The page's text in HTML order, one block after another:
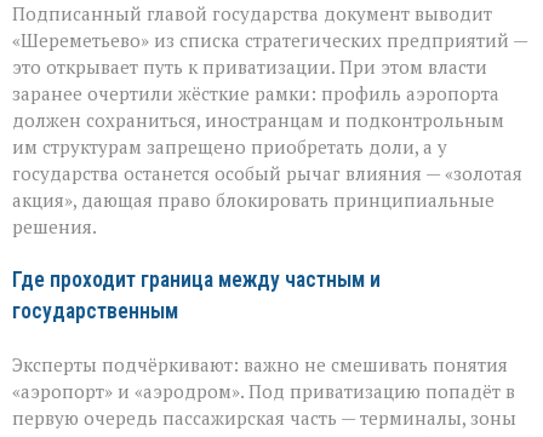
Подписанный главой государства документ выводит
«Шереметьево» из списка стратегических предприятий —
это открывает путь к приватизации. При этом власти
заранее очертили жёсткие рамки: профиль аэропорта
должен сохраниться, иностранцам и подконтрольным
им структурам запрещено приобретать доли, а у
государства останется особый рычаг влияния — «золотая
акция», дающая право блокировать принципиальные
решения.
Где проходит граница между частным и
государственным
Эксперты подчёркивают: важно не смешивать понятия
«аэропорт» и «аэродром». Под приватизацию попадёт в
первую очередь пассажирская часть — терминалы, зоны